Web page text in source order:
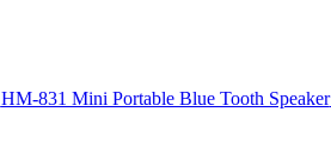
HM-831 Mini Portable Blue Tooth Speaker